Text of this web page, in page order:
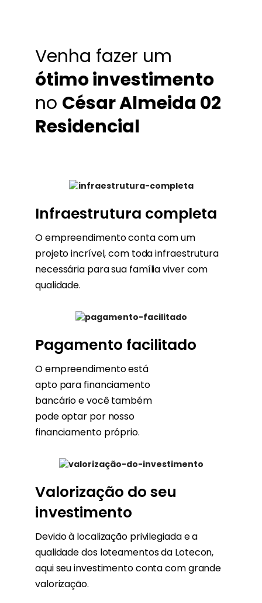
Venha fazer um
ótimo investimento
no César Almeida 02
Residencial
Infraestrutura completa
O empreendimento conta com um
projeto incrível, com toda infraestrutura
necessária para sua família viver com
qualidade.
Pagamento facilitado
O empreendimento está
apto para financiamento
bancário e você também
pode optar por nosso
financiamento próprio.
Valorização do seu
investimento
Devido à localização privilegiada e a
qualidade dos loteamentos da Lotecon,
aqui seu investimento conta com grande
valorização.